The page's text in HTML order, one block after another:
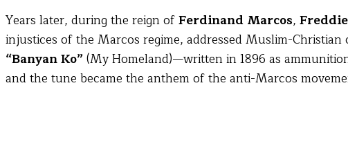
Years later, during the reign ofFerdinand Marcos,
injustices of the Marcos regime, addressed Muslim-
“Banyan Ko”(My Homeland)—written in 1896 as
and the tune became the anthem of the anti-Marcos